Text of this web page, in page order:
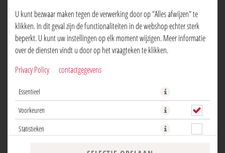
U kunt bezwaar maken tegen de verwerking door op "Alles afwijzen" te
klikken. In dit geval zijn de functionaliteiten in de webshop echter sterk
beperkt. U kunt uw instellingen op elk moment wijzigen. Meer informatie
over de diensten vindt u door op het vraagteken te klikken.
Privacy Policy
contactgegevens
Essentieel
Voorkeuren
Statistieken